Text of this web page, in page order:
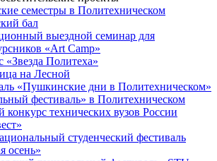
семестры в Политехническом
бал
выездной семинар для
«Art Camp»
«Звезда Политеха»
на Лесной
«Пушкинские дни в Политехническом»
фестиваль» в Политехническом
конкурс технических вузов России
студенческий фестиваль
осень»